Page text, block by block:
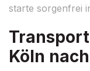
starte sorgenfrei
Köln